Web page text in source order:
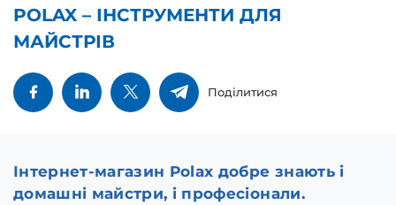
POLAX – ІНСТРУМЕНТИ ДЛЯ
МАЙСТРІВ
Поділитися
Інтернет-магазин Polax добре знають і
домашні майстри, і професіонали.